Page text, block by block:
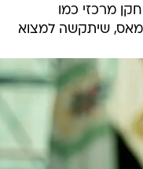
מרכזי כמו
שיתקשה למצוא